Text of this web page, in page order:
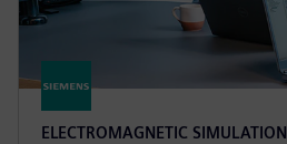
ELECTROMAGNETIC SIMULATION